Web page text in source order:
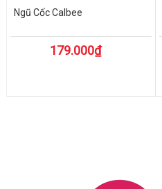
Ngũ Cốc Calbee
179.000₫